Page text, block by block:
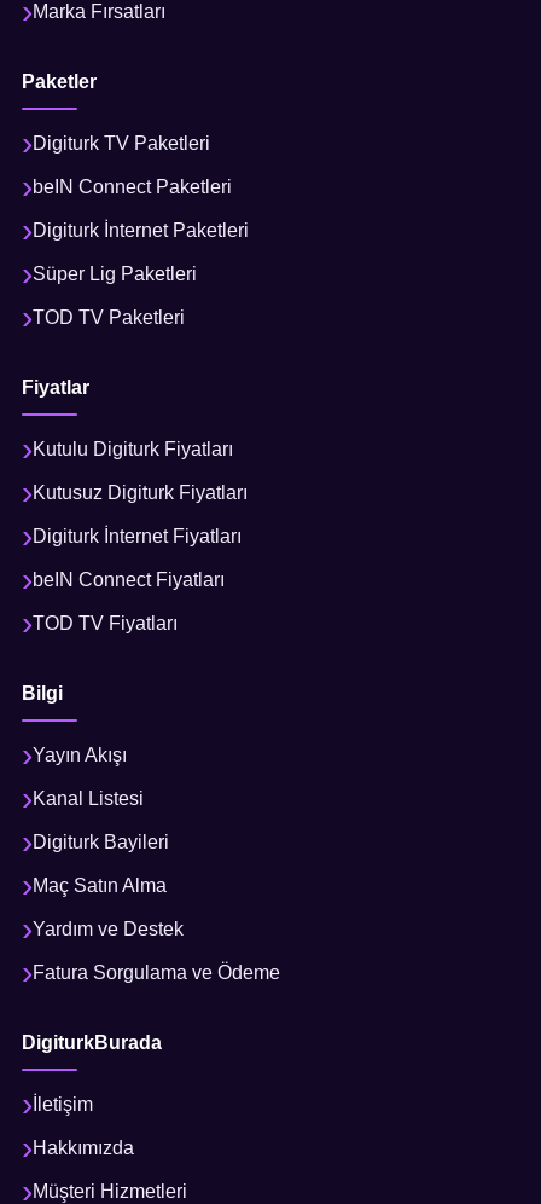
Marka Fırsatları
Paketler
Digiturk TV Paketleri
beIN Connect Paketleri
Digiturk İnternet Paketleri
Süper Lig Paketleri
TOD TV Paketleri
Fiyatlar
Kutulu Digiturk Fiyatları
Kutusuz Digiturk Fiyatları
Digiturk İnternet Fiyatları
beIN Connect Fiyatları
TOD TV Fiyatları
Bilgi
Yayın Akışı
Kanal Listesi
Digiturk Bayileri
Maç Satın Alma
Yardım ve Destek
Fatura Sorgulama ve Ödeme
DigiturkBurada
İletişim
Hakkımızda
Müşteri Hizmetleri